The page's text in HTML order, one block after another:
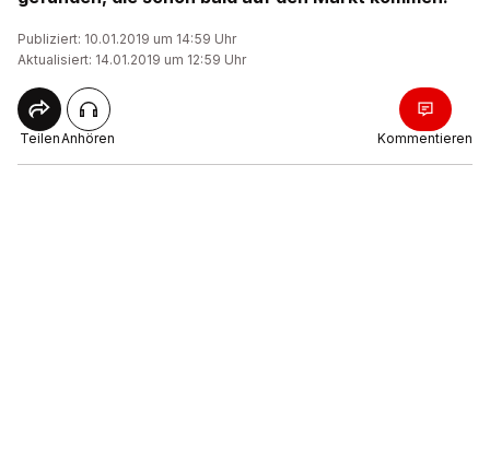
Publiziert: 10.01.2019 um 14:59 Uhr
Aktualisiert: 14.01.2019 um 12:59 Uhr
TeilenAnhören Kommentieren